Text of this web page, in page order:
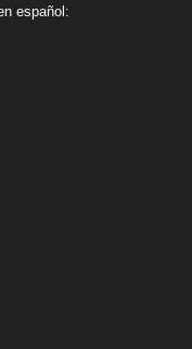
español: